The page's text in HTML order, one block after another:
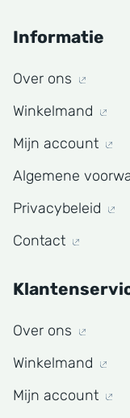
Informatie
Over ons
Winkelmand
Mijn account
Algemene
Privacybeleid
Contact
Over ons
Winkelmand
Mijn account